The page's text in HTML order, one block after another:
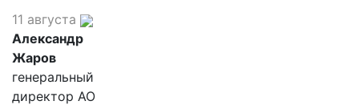
11 августа
Александр
Жаров
генеральный
директор АО